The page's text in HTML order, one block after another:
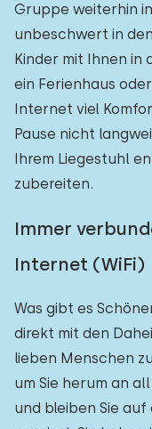
Gruppe weiterhin
unbeschwert in
Kinder mit Ihnen in
ein Ferienhaus
Internet viel
Pause nicht
Ihrem Liegestuhl
zubereiten.
Immer
Internet (WiFi)
Was gibt es
direkt mit den
lieben Menschen
um Sie herum an
und bleiben Sie auf